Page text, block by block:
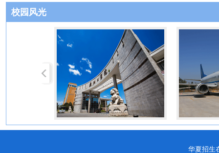
校园风光
华夏招生